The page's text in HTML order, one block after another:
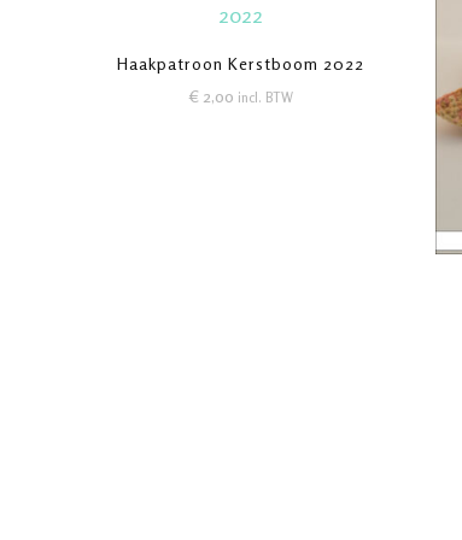
Haakpatroon Kerstboom 2022
€ 2,00 incl. BTW